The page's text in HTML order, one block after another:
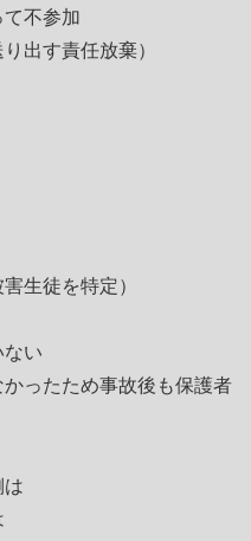
て不参加
出す責任放棄）
生徒を特定）
ない
かったため事故後も保護者
は